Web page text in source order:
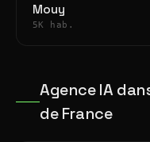
Mouy
5K hab.
Agence IA
de France